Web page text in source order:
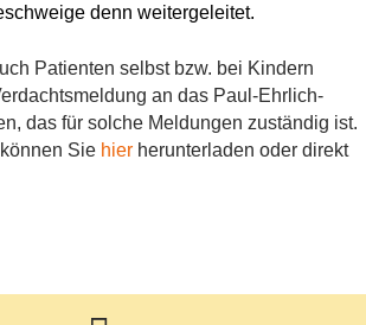
denn weitergeleitet.
Patienten selbst bzw. bei Kindern
an das Paul-Ehrlich-
das für solche Meldungen zuständig ist.
Sie hier herunterladen oder direkt